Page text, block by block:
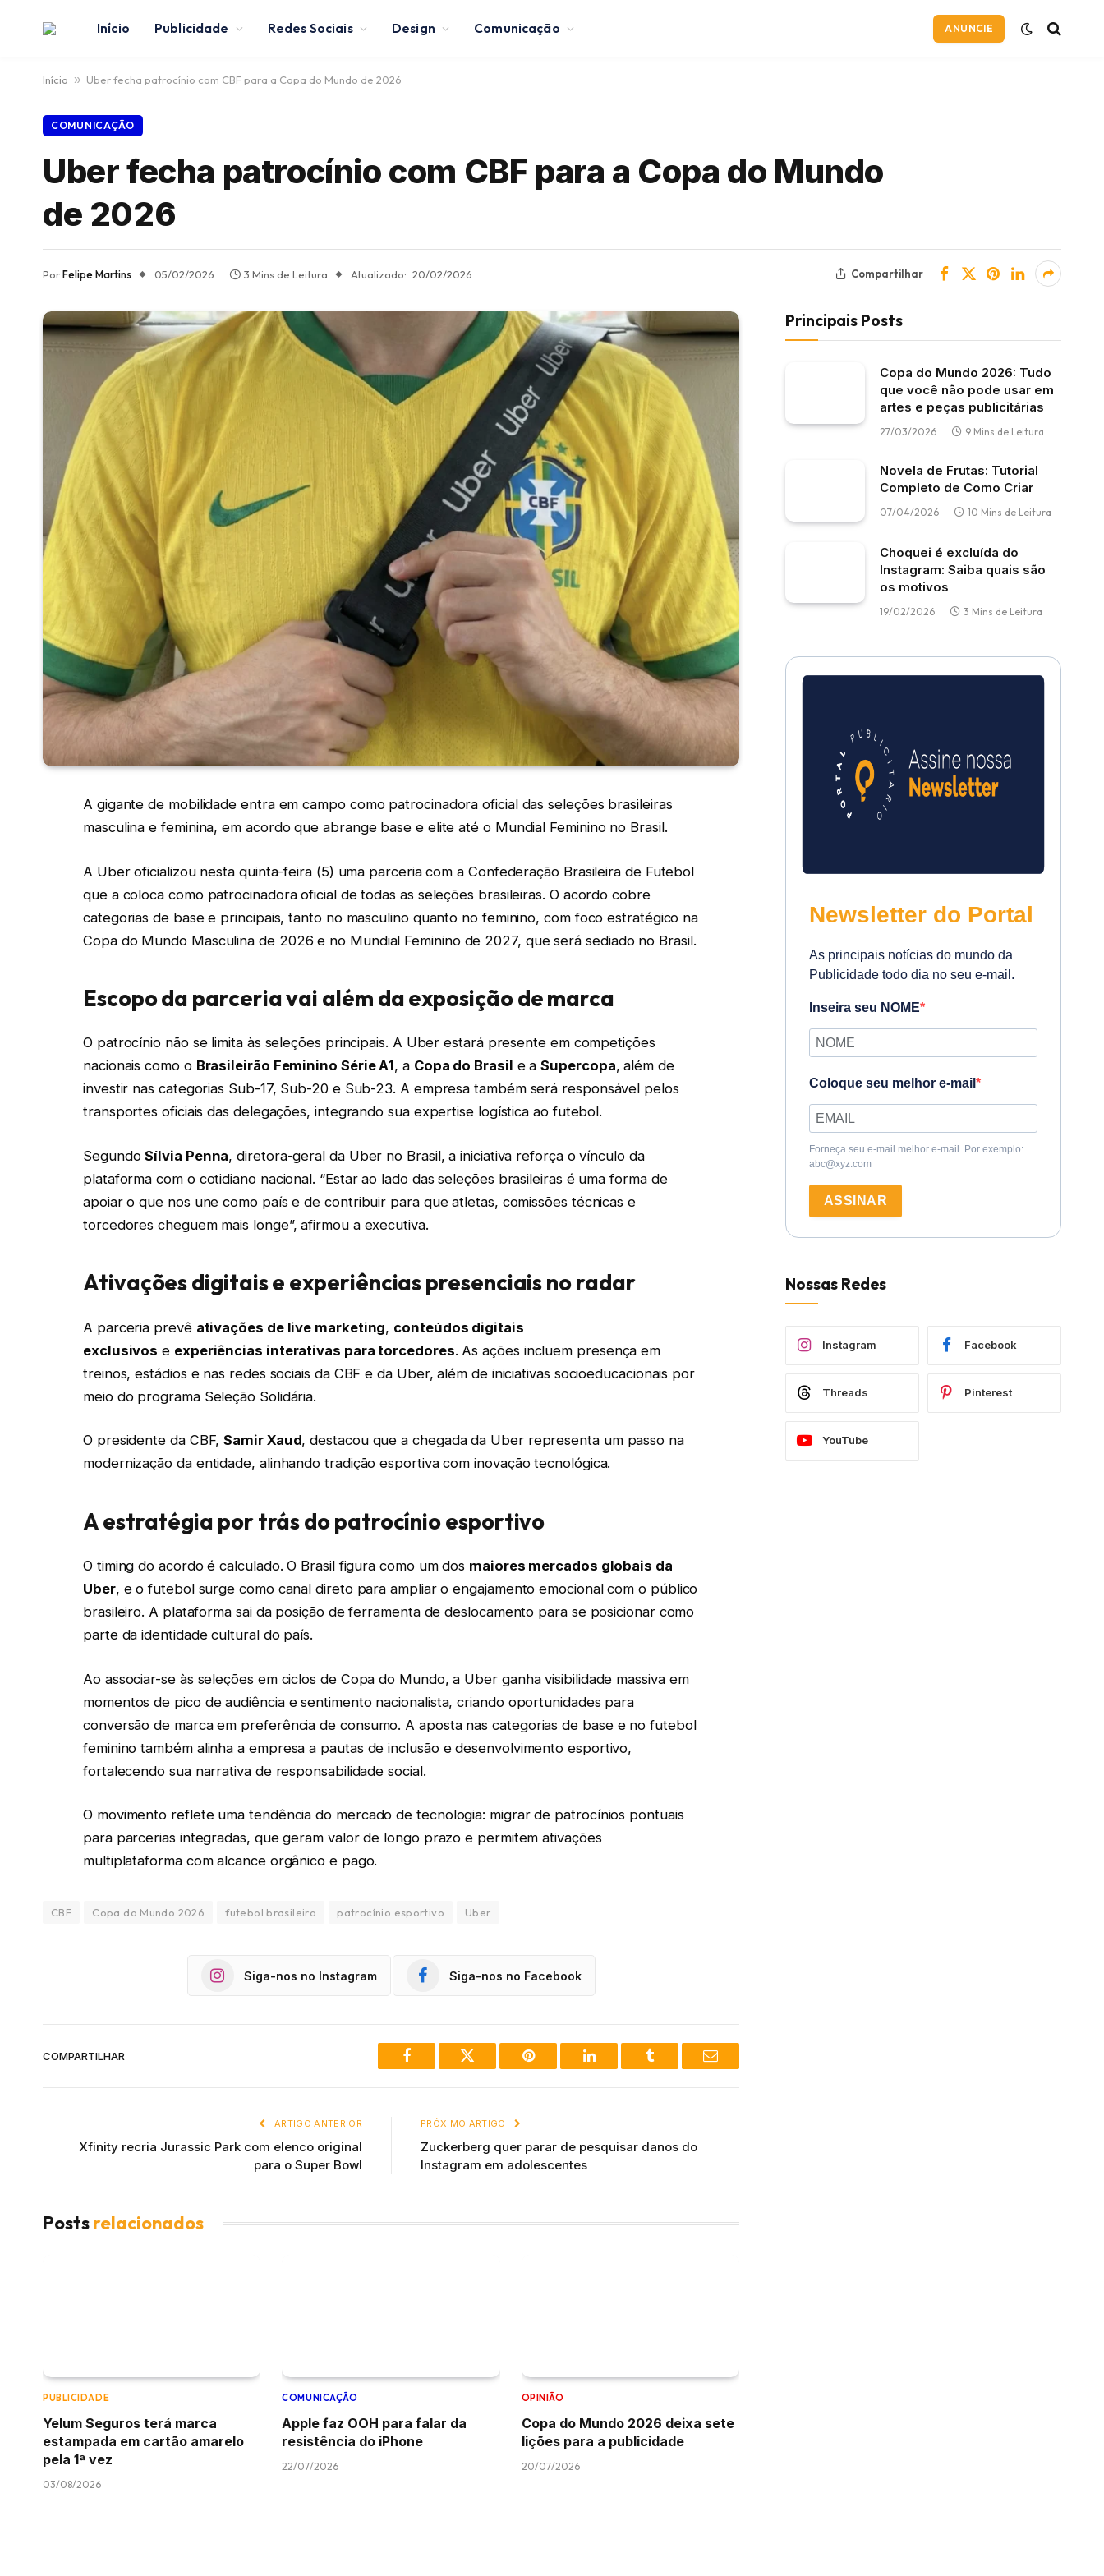
Início Publicidade Redes Sociais Design Comunicação ANUNCIE
Início » Uber fecha patrocínio com CBF para a Copa do Mundo de 2026
COMUNICAÇÃO
Uber fecha patrocínio com CBF para a Copa do Mundo
de 2026
PorFelipe Martins 05/02/2026 3 Mins de Leitura Atualizado: 20/02/2026 Compartilhar
A gigante de mobilidade entra em campo como patrocinadora oficial das seleções brasileiras
masculina e feminina, em acordo que abrange base e elite até o Mundial Feminino no Brasil.
A Uber oficializou nesta quinta-feira (5) uma parceria com a Confederação Brasileira de Futebol
que a coloca como patrocinadora oficial de todas as seleções brasileiras. O acordo cobre
categorias de base e principais, tanto no masculino quanto no feminino, com foco estratégico na
Copa do Mundo Masculina de 2026 e no Mundial Feminino de 2027, que será sediado no Brasil.
Escopo da parceria vai além da exposição de marca
O patrocínio não se limita às seleções principais. A Uber estará presente em competições
nacionais como o Brasileirão Feminino Série A1, a Copa do Brasil e aSupercopa, além de
investir nas categorias Sub-17, Sub-20 e Sub-23. A empresa também será responsável pelos
transportes oficiais das delegações, integrando sua expertise logística ao futebol.
SegundoSílvia Penna, diretora-geral da Uber no Brasil, a iniciativa reforça o vínculo da
plataforma com o cotidiano nacional. “Estar ao lado das seleções brasileiras é uma forma de
apoiar o que nos une como país e de contribuir para que atletas, comissões técnicas e
torcedores cheguem mais longe”, afirmou a executiva.
Ativações digitais e experiências presenciais no radar
A parceria prevê ativações de live marketing, conteúdos digitais
exclusivos e experiências interativas para torcedores. As ações incluem presença em
treinos, estádios e nas redes sociais da CBF e da Uber, além de iniciativas socioeducacionais por
meio do programa Seleção Solidária.
O presidente da CBF,Samir Xaud, destacou que a chegada da Uber representa um passo na
modernização da entidade, alinhando tradição esportiva com inovação tecnológica.
A estratégia por trás do patrocínio esportivo
O timing do acordo é calculado. O Brasil figura como um dos maiores mercados globais da
Uber, e o futebol surge como canal direto para ampliar o engajamento emocional com o público
brasileiro. A plataforma sai da posição de ferramenta de deslocamento para se posicionar como
parte da identidade cultural do país.
Ao associar-se às seleções em ciclos de Copa do Mundo, a Uber ganha visibilidade massiva em
momentos de pico de audiência e sentimento nacionalista, criando oportunidades para
conversão de marca em preferência de consumo. A aposta nas categorias de base e no futebol
feminino também alinha a empresa a pautas de inclusão e desenvolvimento esportivo,
fortalecendo sua narrativa de responsabilidade social.
O movimento reflete uma tendência do mercado de tecnologia: migrar de patrocínios pontuais
para parcerias integradas, que geram valor de longo prazo e permitem ativações
multiplataforma com alcance orgânico e pago.
CBF Copa do Mundo 2026 futebol brasileiro patrocínio esportivo Uber
Siga-nos no Instagram Siga-nos no Facebook
COMPARTILHAR
Facebook Twitter Pinterest LinkedIn Tumblr Email
ARTIGO ANTERIOR
Xfinity recria Jurassic Park com elenco original
para o Super Bowl
PRÓXIMO ARTIGO
Zuckerberg quer parar de pesquisar danos do
Instagram em adolescentes
Postsrelacionados
PUBLICIDADE
Yelum Seguros terá marca
estampada em cartão amarelo
pela 1ª vez
03/08/2026
COMUNICAÇÃO
Apple faz OOH para falar da
resistência do iPhone
22/07/2026
OPINIÃO
Copa do Mundo 2026 deixa sete
lições para a publicidade
20/07/2026
Principais Posts
Copa do Mundo 2026: Tudo
que você não pode usar em
artes e peças publicitárias
27/03/2026 9 Mins de Leitura
Novela de Frutas: Tutorial
Completo de Como Criar
07/04/2026 10 Mins de Leitura
Choquei é excluída do
Instagram: Saiba quais são
os motivos
19/02/2026 3 Mins de Leitura
Newsletter do Portal
As principais notícias do mundo da
Publicidade todo dia no seu e-mail.
Inseira seu NOME
Coloque seu melhor e-mail
Forneça seu e-mail melhor e-mail. Por exemplo:
abc@xyz.com
ASSINAR
Nossas Redes
Instagram Facebook
Threads Pinterest
YouTube